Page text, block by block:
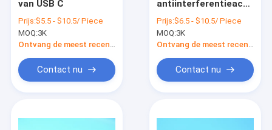
van USB C
Prijs:$5.5 - $10.5/ Piece
MOQ:3K
Contact nu
antiinterferentieac
Anticorrosive van de
Machtsadapter op
Prijs:$6.5 - $10.5/ Piece
MOQ:3K
Contact nu